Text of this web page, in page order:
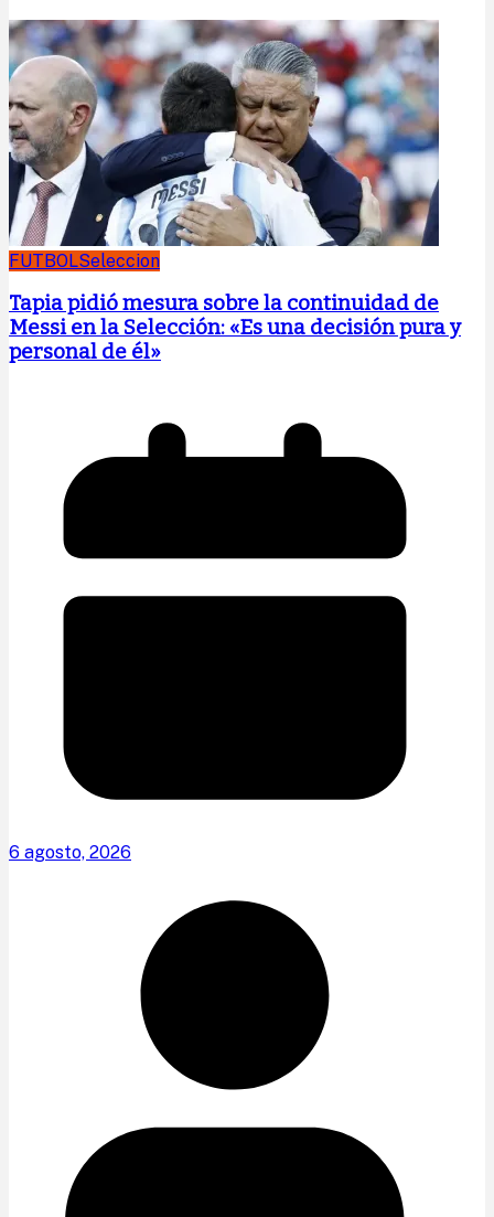
FUTBOLSeleccion
Tapia pidió mesura sobre la continuidad de
Messi en la Selección: «Es una decisión pura y
personal de él»
6 agosto, 2026